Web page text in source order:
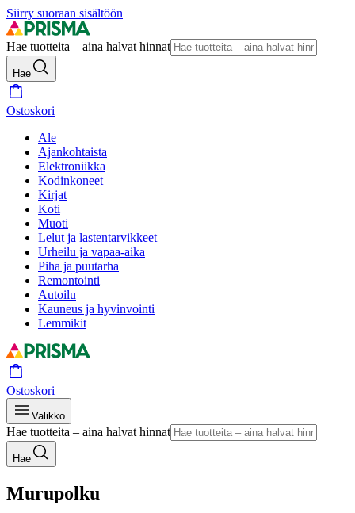
Siirry suoraan sisältöön
Hae tuotteita – aina halvat hinnat
Hae
Ostoskori
Ale
Ajankohtaista
Elektroniikka
Kodinkoneet
Kirjat
Koti
Muoti
Lelut ja lastentarvikkeet
Urheilu ja vapaa-aika
Piha ja puutarha
Remontointi
Autoilu
Kauneus ja hyvinvointi
Lemmikit
Ostoskori
Valikko
Hae tuotteita – aina halvat hinnat
Hae
Murupolku